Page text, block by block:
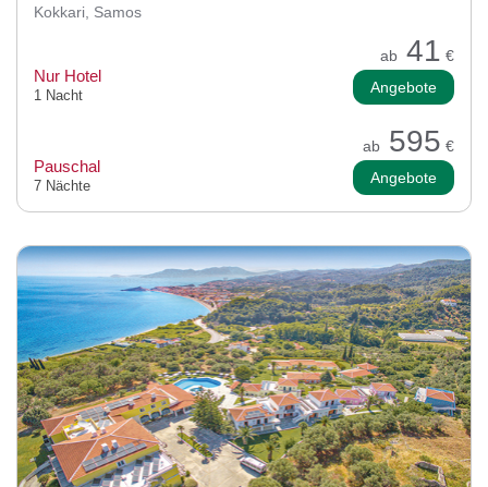
Kokkari, Samos
ab 41 €
Nur Hotel
1 Nacht Angebote
ab 595 €
Pauschal
7 Nächte Angebote